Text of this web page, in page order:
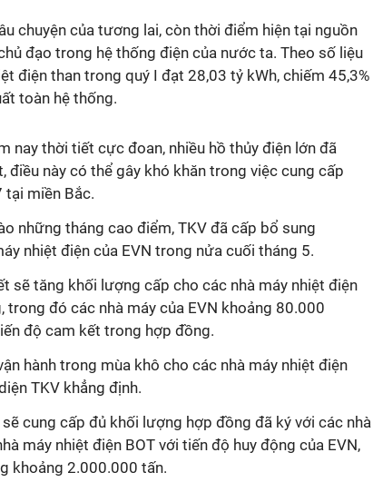
chuyện của tương lai, còn thời điểm hiện tại nguồn
đạo trong hệ thống điện của nước ta. Theo số liệu
điện than trong quý I đạt 28,03 tỷ kWh, chiếm 45,3%
toàn hệ thống.
nay thời tiết cực đoan, nhiều hồ thủy điện lớn đã
này có thể gây khó khăn trong việc cung cấp
tại miền Bắc.
những tháng cao điểm, TKV đã cấp bổ sung
nhiệt điện của EVN trong nửa cuối tháng 5.
sẽ tăng khối lượng cấp cho các nhà máy nhiệt điện
đó các nhà máy của EVN khoảng 80.000
độ cam kết trong hợp đồng.
hành trong mùa khô cho các nhà máy nhiệt điện
TKV khẳng định.
cung cấp đủ khối lượng hợp đồng đã ký với các nhà
máy nhiệt điện BOT với tiến độ huy động của EVN,
khoảng 2.000.000 tấn.